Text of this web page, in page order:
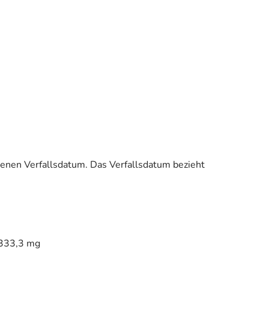
Verfallsdatum. Das Verfallsdatum bezieht
mg